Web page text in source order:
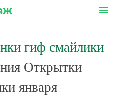
menu
гиф смайлики
Открытки
января